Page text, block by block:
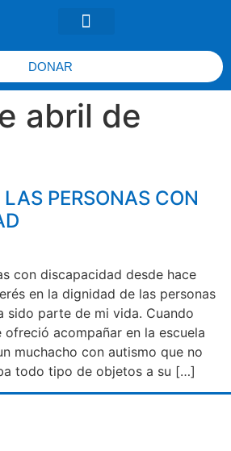
DONAR
abril de
PERSONAS CON
con discapacidad desde hace
en la dignidad de las personas
sido parte de mi vida. Cuando
ofreció acompañar en la escuela
muchacho con autismo que no
todo tipo de objetos a su […]